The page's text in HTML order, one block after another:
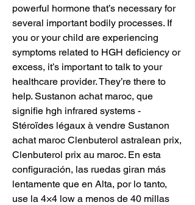
powerful hormone that’s necessary for
several important bodily processes. If
you or your child are experiencing
symptoms related to HGH deficiency or
excess, it’s important to talk to your
healthcare provider. They’re there to
help. Sustanon achat maroc, que
signifie hgh infrared systems -
Stéroïdes légaux à vendre Sustanon
achat maroc Clenbuterol astralean prix,
Clenbuterol prix au maroc. En esta
configuración, las ruedas giran más
lentamente que en Alta, por lo tanto,
use la 4×4 low a menos de 40 millas